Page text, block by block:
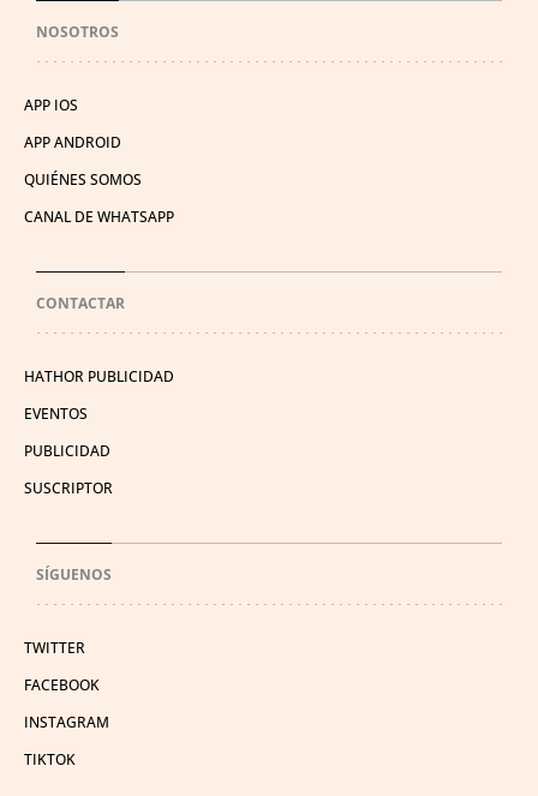
NOSOTROS
APP IOS
APP ANDROID
QUIÉNES SOMOS
CANAL DE WHATSAPP
CONTACTAR
HATHOR PUBLICIDAD
EVENTOS
PUBLICIDAD
SUSCRIPTOR
SÍGUENOS
TWITTER
FACEBOOK
INSTAGRAM
TIKTOK